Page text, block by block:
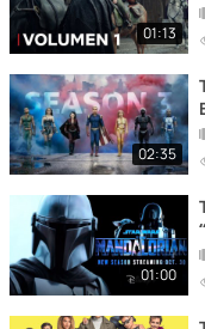
01:13
02:35
01:00